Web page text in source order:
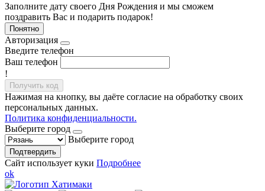
Заполните дату своего Дня Рождения и мы сможем
поздравить Вас и подарить подарок!
Понятно
Авторизация
Введите телефон
Ваш телефон
!
Получить код
Нажимая на кнопку, вы даёте согласие на обработку своих
персональных данных.
Политика конфиденциальности.
Выберите город
Выберите город
Подтвердить
Сайт использует куки Подробнее
ok